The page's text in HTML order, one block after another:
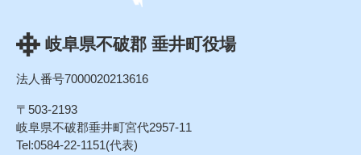
岐阜県不破郡 垂井町役場
法人番号7000020213616
〒503-2193
岐阜県不破郡垂井町宮代2957-11
Tel:0584-22-1151(代表)